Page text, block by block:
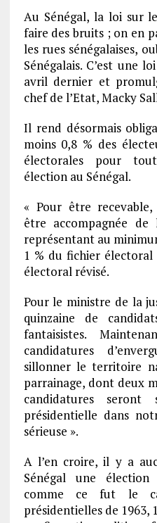
Au Sénégal, la loi sur
faire des bruits ; on en
les rues sénégalaises,
Sénégalais. C’est une
avril dernier et
chef de l’Etat, Macky
Il rend désormais
moins 0,8 % des
électorales pour
élection au Sénégal.
« Pour être
être accompagnée de
représentant au
1 % du fichier électoral
électoral révisé.
Pour le ministre de la
quinzaine de
fantaisistes.
candidatures
sillonner le territoire
parrainage, dont deux
candidatures seront
présidentielle dans
sérieuse ».
A l’en croire, il y a
Sénégal une
comme ce fut le
présidentielles de 1963,